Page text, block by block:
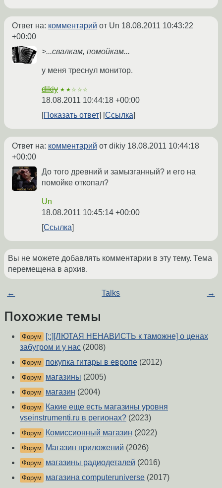
Ответ на: комментарий от Un 18.08.2011 10:43:22
+00:00
>...свалкам, помойкам...
у меня треснул монитор.
dikiy ★★☆☆☆
18.08.2011 10:44:18 +00:00
Показать ответ
Ссылка
Ответ на: комментарий от dikiy 18.08.2011 10:44:18
+00:00
До того древний и замызганный? и его на
помойке откопал?
Un
18.08.2011 10:45:14 +00:00
Ссылка
Вы не можете добавлять комментарии в эту тему. Тема
перемещена в архив.
← Talks →
Похожие темы
Форум
[::][ЛЮТАЯ НЕНАВИСТЬ к таможне] о ценах
забугром и у нас (2008)
Форум покупка гитары в европе (2012)
Форум магазины (2005)
Форум магазин (2004)
Форум
Какие еще есть магазины уровня
vseinstrumenti.ru в регионах? (2023)
Форум Комиссионный магазин (2022)
Форум Магазин приложений (2026)
Форум магазины радиодеталей (2016)
Форум магазина computeruniverse (2017)